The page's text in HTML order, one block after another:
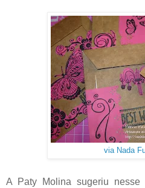
via Nada
A Paty Molina sugeriu nesse